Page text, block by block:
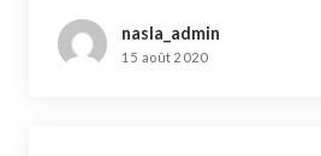
nasla_admin
15 août 2020